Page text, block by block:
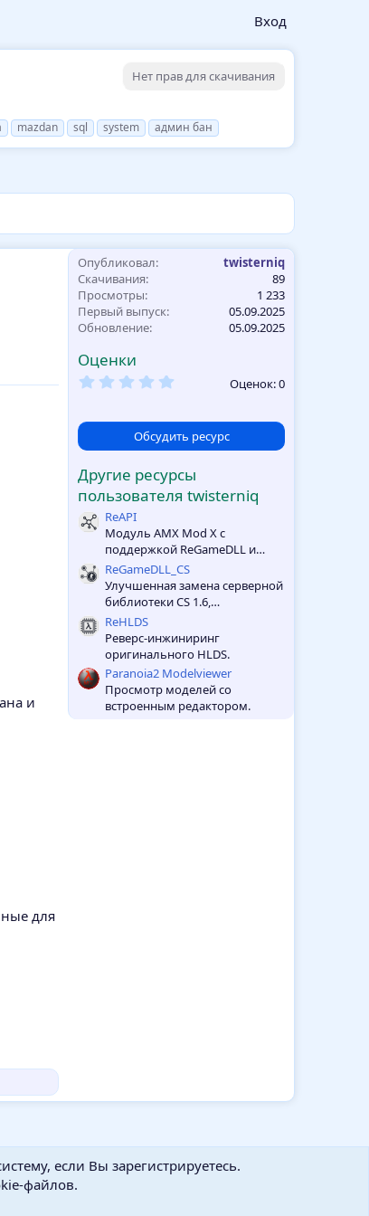
Вход
Нет прав для скачивания
mazdan sql system админ бан
и
для
Опубликовал
twisterniq
Скачивания
89
Просмотры
1 233
Первый выпуск
05.09.2025
Обновление
05.09.2025
Оценки
0
з
в
з
д
Оценок: 0
Обсудить ресурс
Другие ресурсы
пользователя twisterniq
ReAPI
Модуль AMX Mod X с
поддержкой ReGameDLL и
ReHLDS.
ReGameDLL_CS
Улучшенная замена серверной
библиотеки CS 1.6,
расширяющая возможности
игрового процесса.
ReHLDS
Реверс-инжиниринг
оригинального HLDS.
Paranoia2 Modelviewer
Просмотр моделей со
встроенным редактором.
если Вы зарегистрируетесь.
файлов.